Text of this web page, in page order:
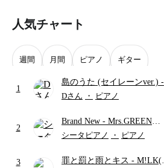
人気チャート
週間 月間 ピアノ ギター
1
島のうた (セイレーンver.) -
セイレーン(CV.鈴木みのり)
ード・ペダル付き/『映画ち
かわ 人魚の島のひみつ』よ
Dさん ・ ピアノ
2
Brand New - Mrs.GREEN
APPLE
シータピアノ ・ ピアノ
3 罪と罰と雨とキス - M!LK(